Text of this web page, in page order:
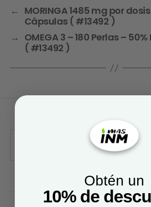
← MORINGA 1485 mg por
Cápsulas ( #13492 )
→ OMEGA 3 – 180 Perlas – 50%
( #13492 )
Obtén un
10% de